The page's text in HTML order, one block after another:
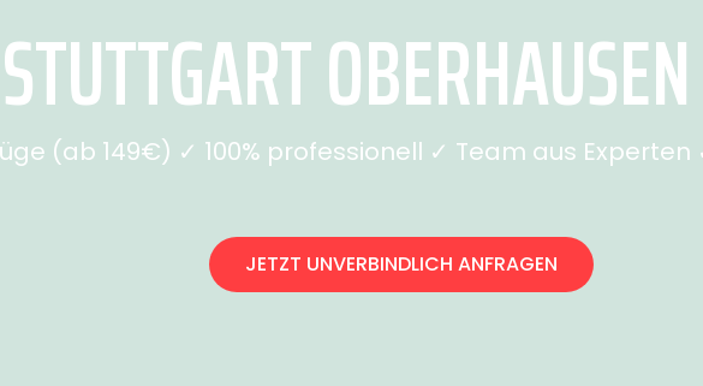
(ab 149€) ✓ 100% professionell ✓ Team aus
JETZT UNVERBINDLICH ANFRAGEN